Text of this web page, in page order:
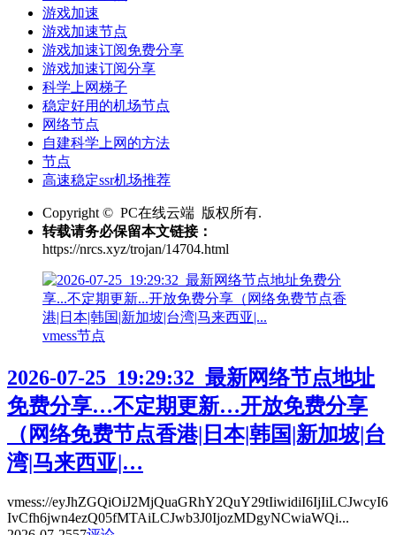
游戏加速
游戏加速节点
游戏加速订阅免费分享
游戏加速订阅分享
科学上网梯子
稳定好用的机场节点
网络节点
自建科学上网的方法
节点
高速稳定ssr机场推荐
Copyright © PC在线云端 版权所有.
转载请务必保留本文链接：
https://nrcs.xyz/trojan/14704.html
vmess节点
2026-07-25_19:29:32_最新网络节点地址
免费分享…不定期更新…开放免费分享
（网络免费节点香港|日本|韩国|新加坡|台
湾|马来西亚|…
vmess://eyJhZGQiOiJ2MjQuaGRhY2QuY29tIiwidiI6IjIiLCJwcyI6
IvCfh6jwn4ezQ05fMTAiLCJwb3J0IjozMDgyNCwiaWQi...